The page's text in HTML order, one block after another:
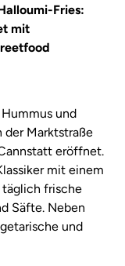
Fries:
mit
und
der Marktstraße
eröffnet.
mit einem
täglich frische
Säfte. Neben
und